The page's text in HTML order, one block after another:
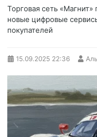
Торговая сеть
новые цифровые
покупателей
15.09.2025 22:36